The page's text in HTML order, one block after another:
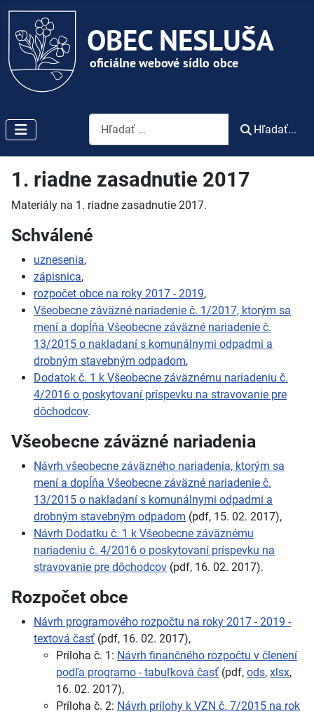
Vyhľadávanie
Hľadať...
1. riadne zasadnutie 2017
Materiály na 1. riadne zasadnutie 2017.
Schválené
uznesenia,
zápisnica,
rozpočet obce na roky 2017 - 2019,
Všeobecne záväzné nariadenie č. 1/2017, ktorým sa
mení a dopĺňa Všeobecne záväzné nariadenie č.
13/2015 o nakladaní s komunálnymi odpadmi a
drobným stavebným odpadom,
Dodatok č. 1 k Všeobecne záväznému nariadeniu č.
4/2016 o poskytovaní príspevku na stravovanie pre
dôchodcov.
Všeobecne záväzné nariadenia
Návrh všeobecne záväzného nariadenia, ktorým sa
mení a dopĺňa Všeobecne záväzné nariadenie č.
13/2015 o nakladaní s komunálnymi odpadmi a
drobným stavebným odpadom (pdf, 15. 02. 2017),
Návrh Dodatku č. 1 k Všeobecne záväznému
nariadeniu č. 4/2016 o poskytovaní príspevku na
stravovanie pre dôchodcov (pdf, 16. 02. 2017).
Rozpočet obce
Návrh programového rozpočtu na roky 2017 - 2019 -
textová časť (pdf, 16. 02. 2017),
Príloha č. 1: Návrh finančného rozpočtu v členení
podľa programo - tabuľková časť (pdf, ods, xlsx,
16. 02. 2017),
Príloha č. 2: Návrh prílohy k VZN č. 7/2015 na rok